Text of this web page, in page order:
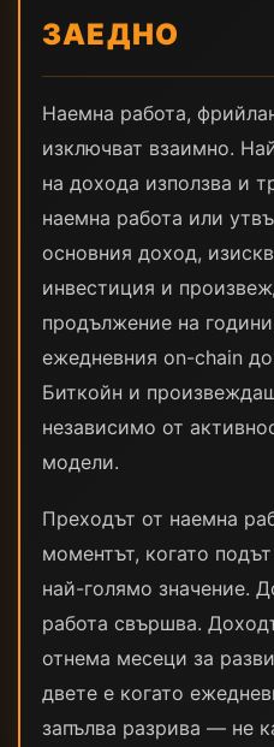
ЗАЕДНО
Наемна работа,
изключват взаимно.
на дохода използва и
наемна работа или
основния доход,
инвестиция и
продължение на
ежедневния on-chain
Биткойн и
независимо от
модели.
Преходът от наемна
моментът, когато
най-голямо значение.
работа свършва.
отнема месеци за
двете е когато
запълва разрива — не